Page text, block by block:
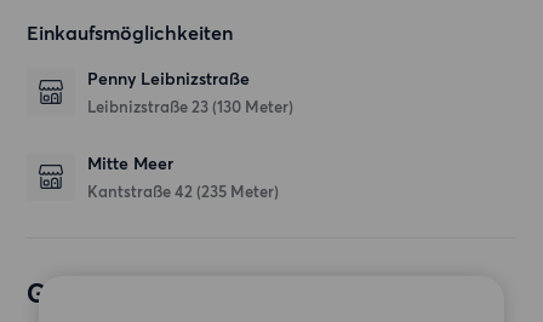
Einkaufsmöglichkeiten
Penny Leibnizstraße
Leibnizstraße 23 (130 Meter)
Mitte Meer
Kantstraße 42 (235 Meter)
Gewünschte Wohnung